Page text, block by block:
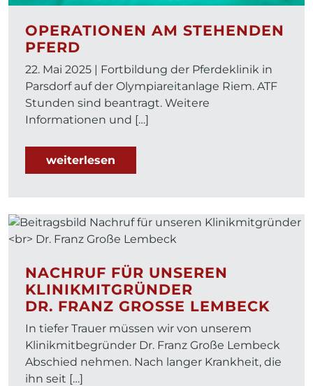
OPERATIONEN AM STEHENDEN
PFERD
22. Mai 2025 | Fortbildung der Pferdeklinik in
Parsdorf auf der Olympiareitanlage Riem. ATF
Stunden sind beantragt. Weitere
Informationen und […]
weiterlesen
NACHRUF FÜR UNSEREN
KLINIKMITGRÜNDER
DR. FRANZ GROSSE LEMBECK
In tiefer Trauer müssen wir von unserem
Klinikmitbegründer Dr. Franz Große Lembeck
Abschied nehmen. Nach langer Krankheit, die
ihn seit […]